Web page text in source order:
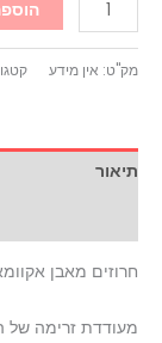
מק"ט: אין מידע
תיאור
חרוזים מאבן
מעודדת זרימה של